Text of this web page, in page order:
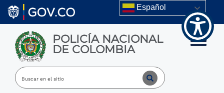
Welcome
All
Accessibility
screen
reader.
Skip to main content Español
POLICÍA NACIONAL
DE COLOMBIA Toggle